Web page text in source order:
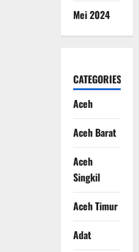
Mei 2024
CATEGORIES
Aceh
Aceh Barat
Aceh
Singkil
Aceh Timur
Adat